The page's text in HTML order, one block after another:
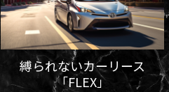
アメリカで使える個人向け新
車リース「マイカーリース」